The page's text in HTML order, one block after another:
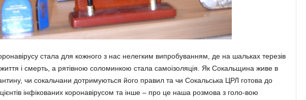
стала для кожного з нас нелегким випробуванням, де на шальках те­резів
і смерть, а рятівною соломинкою стала самоізоляція. Як Сокальщина живе в
чи сокальчани дотри­муються його правил та чи Сокальська ЦРЛ го­това до
інфікованих коронавірусом та інше – про це наша розмова з голо-вою